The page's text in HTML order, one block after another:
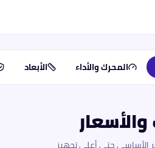
المحرك والأداء الأبعاد